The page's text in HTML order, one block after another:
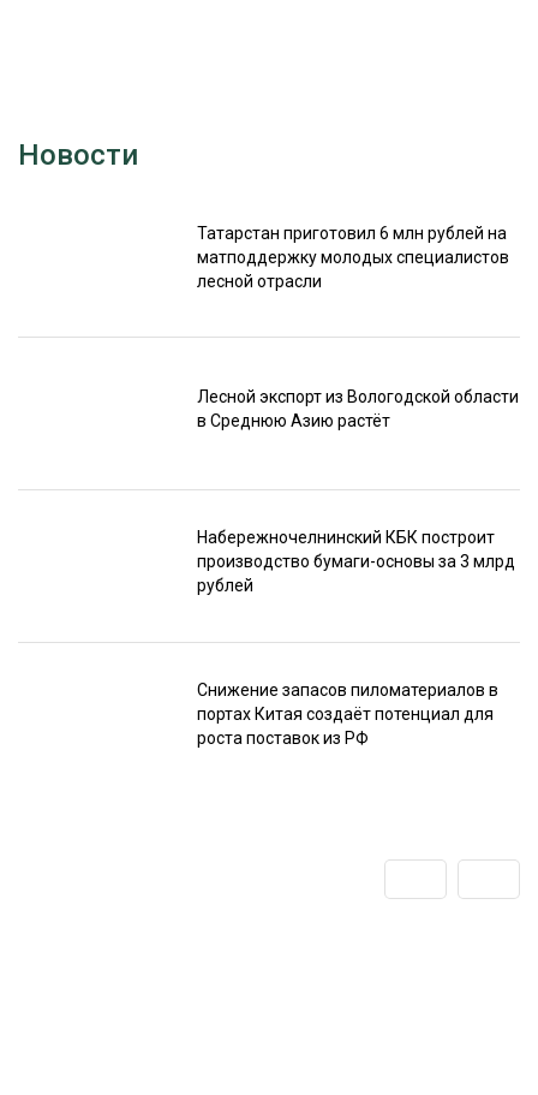
Новости
Татарстан приготовил 6 млн рублей на
матподдержку молодых специалистов
лесной отрасли
Лесной экспорт из Вологодской области
в Среднюю Азию растёт
Набережночелнинский КБК построит
производство бумаги-основы за 3 млрд
рублей
Снижение запасов пиломатериалов в
портах Китая создаёт потенциал для
роста поставок из РФ